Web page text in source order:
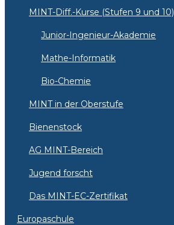
MINT-Diff.-Kurse (Stufen 9 und 10)
Junior-Ingenieur-Akademie
Mathe-Informatik
Bio-Chemie
MINT in der Oberstufe
Bienenstock
AG MINT-Bereich
Jugend forscht
Das MINT-EC-Zertifikat
Europaschule